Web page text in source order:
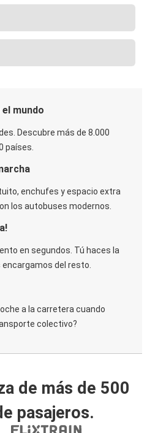
mundo
Descubre más de 8.000
países.
enchufes y espacio extra
los autobuses modernos.
en segundos. Tú haces la
del resto.
a la carretera cuando
colectivo?
de más de 500
pasajeros.